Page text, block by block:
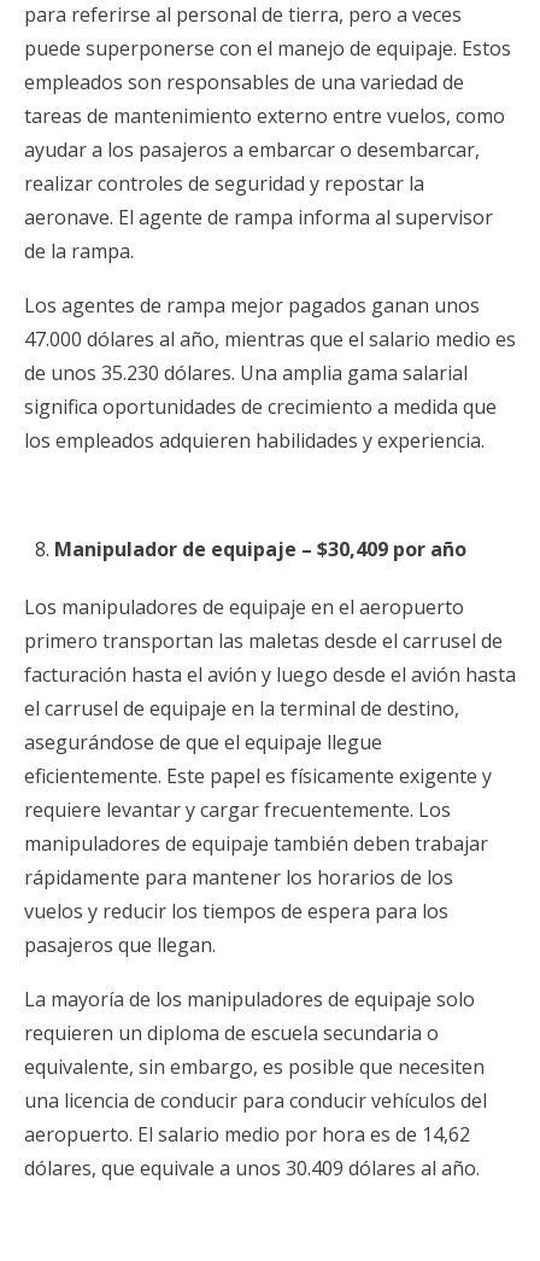
para referirse al personal de tierra, pero a veces
puede superponerse con el manejo de equipaje. Estos
empleados son responsables de una variedad de
tareas de mantenimiento externo entre vuelos, como
ayudar a los pasajeros a embarcar o desembarcar,
realizar controles de seguridad y repostar la
aeronave. El agente de rampa informa al supervisor
de la rampa.
Los agentes de rampa mejor pagados ganan unos
47.000 dólares al año, mientras que el salario medio es
de unos 35.230 dólares. Una amplia gama salarial
significa oportunidades de crecimiento a medida que
los empleados adquieren habilidades y experiencia.
Manipulador de equipaje – $30,409 por año
Los manipuladores de equipaje en el aeropuerto
primero transportan las maletas desde el carrusel de
facturación hasta el avión y luego desde el avión hasta
el carrusel de equipaje en la terminal de destino,
asegurándose de que el equipaje llegue
eficientemente. Este papel es físicamente exigente y
requiere levantar y cargar frecuentemente. Los
manipuladores de equipaje también deben trabajar
rápidamente para mantener los horarios de los
vuelos y reducir los tiempos de espera para los
pasajeros que llegan.
La mayoría de los manipuladores de equipaje solo
requieren un diploma de escuela secundaria o
equivalente, sin embargo, es posible que necesiten
una licencia de conducir para conducir vehículos del
aeropuerto. El salario medio por hora es de 14,62
dólares, que equivale a unos 30.409 dólares al año.